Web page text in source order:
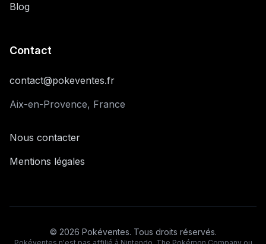
Blog
Contact
contact@pokeventes.fr
Aix-en-Provence, France
Nous contacter
Mentions légales
© 2026 Pokéventes. Tous droits réservés.